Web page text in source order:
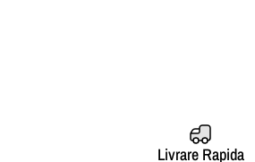
Livrare Rapida